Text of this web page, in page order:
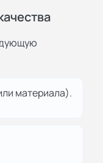
материала).